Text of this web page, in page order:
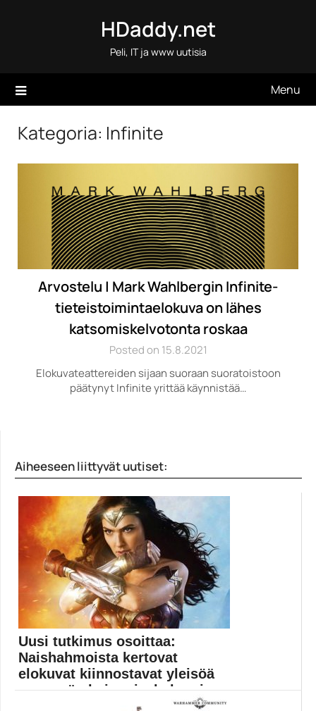
HDaddy.net
Peli, IT ja www uutisia
Menu
Kategoria: Infinite
Arvostelu | Mark Wahlbergin Infinite-
tieteistoimintaelokuva on lähes
katsomiskelvotonta roskaa
Posted on 15.8.2021
Elokuvateattereiden sijaan suoraan suoratoistoon
päätynyt Infinite yrittää käynnistää…
Aiheeseen liittyvät uutiset:
Uusi tutkimus osoittaa:
Naishahmoista kertovat
elokuvat kiinnostavat yleisöä
enemmän kuin mieshahmoi...